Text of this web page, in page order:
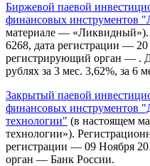
Биржевой паевой
финансовых инструментов
материале —
6268, дата регистрации —
регистрирующий орган — .
рублях за 3 мес. 3,62%, за 6
Закрытый паевой
финансовых инструментов
технологии" (в настоящем
технологии»).
регистрации — 09 Ноября
орган — Банк России.